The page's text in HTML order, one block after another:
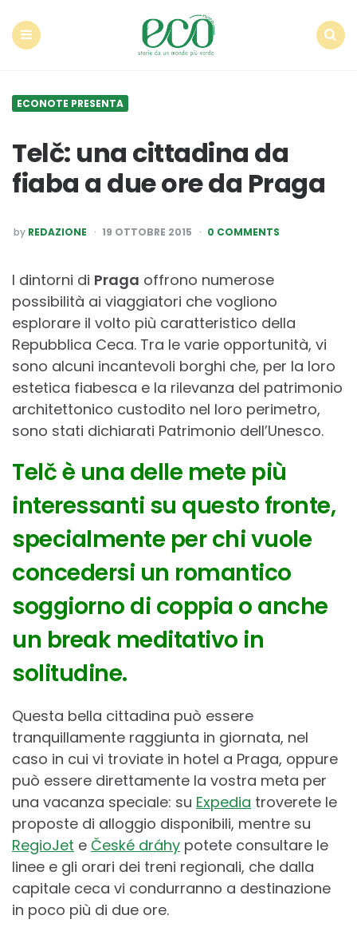
ECONOTE PRESENTA
Telč: una cittadina da
fiaba a due ore da Praga
POSTED
BY
by REDAZIONE 19 OTTOBRE 2015 0 COMMENTS
I dintorni di Praga offrono numerose
possibilità ai viaggiatori che vogliono
esplorare il volto più caratteristico della
Repubblica Ceca. Tra le varie opportunità, vi
sono alcuni incantevoli borghi che, per la loro
estetica fiabesca e la rilevanza del patrimonio
architettonico custodito nel loro perimetro,
sono stati dichiarati Patrimonio dell’Unesco.
Telč è una delle mete più
interessanti su questo fronte,
specialmente per chi vuole
concedersi un romantico
soggiorno di coppia o anche
un break meditativo in
solitudine.
Questa bella cittadina può essere
tranquillamente raggiunta in giornata, nel
caso in cui vi troviate in hotel a Praga, oppure
può essere direttamente la vostra meta per
una vacanza speciale: su Expedia troverete le
proposte di alloggio disponibili, mentre su
RegioJet e České dráhy potete consultare le
linee e gli orari dei treni regionali, che dalla
capitale ceca vi condurranno a destinazione
in poco più di due ore.